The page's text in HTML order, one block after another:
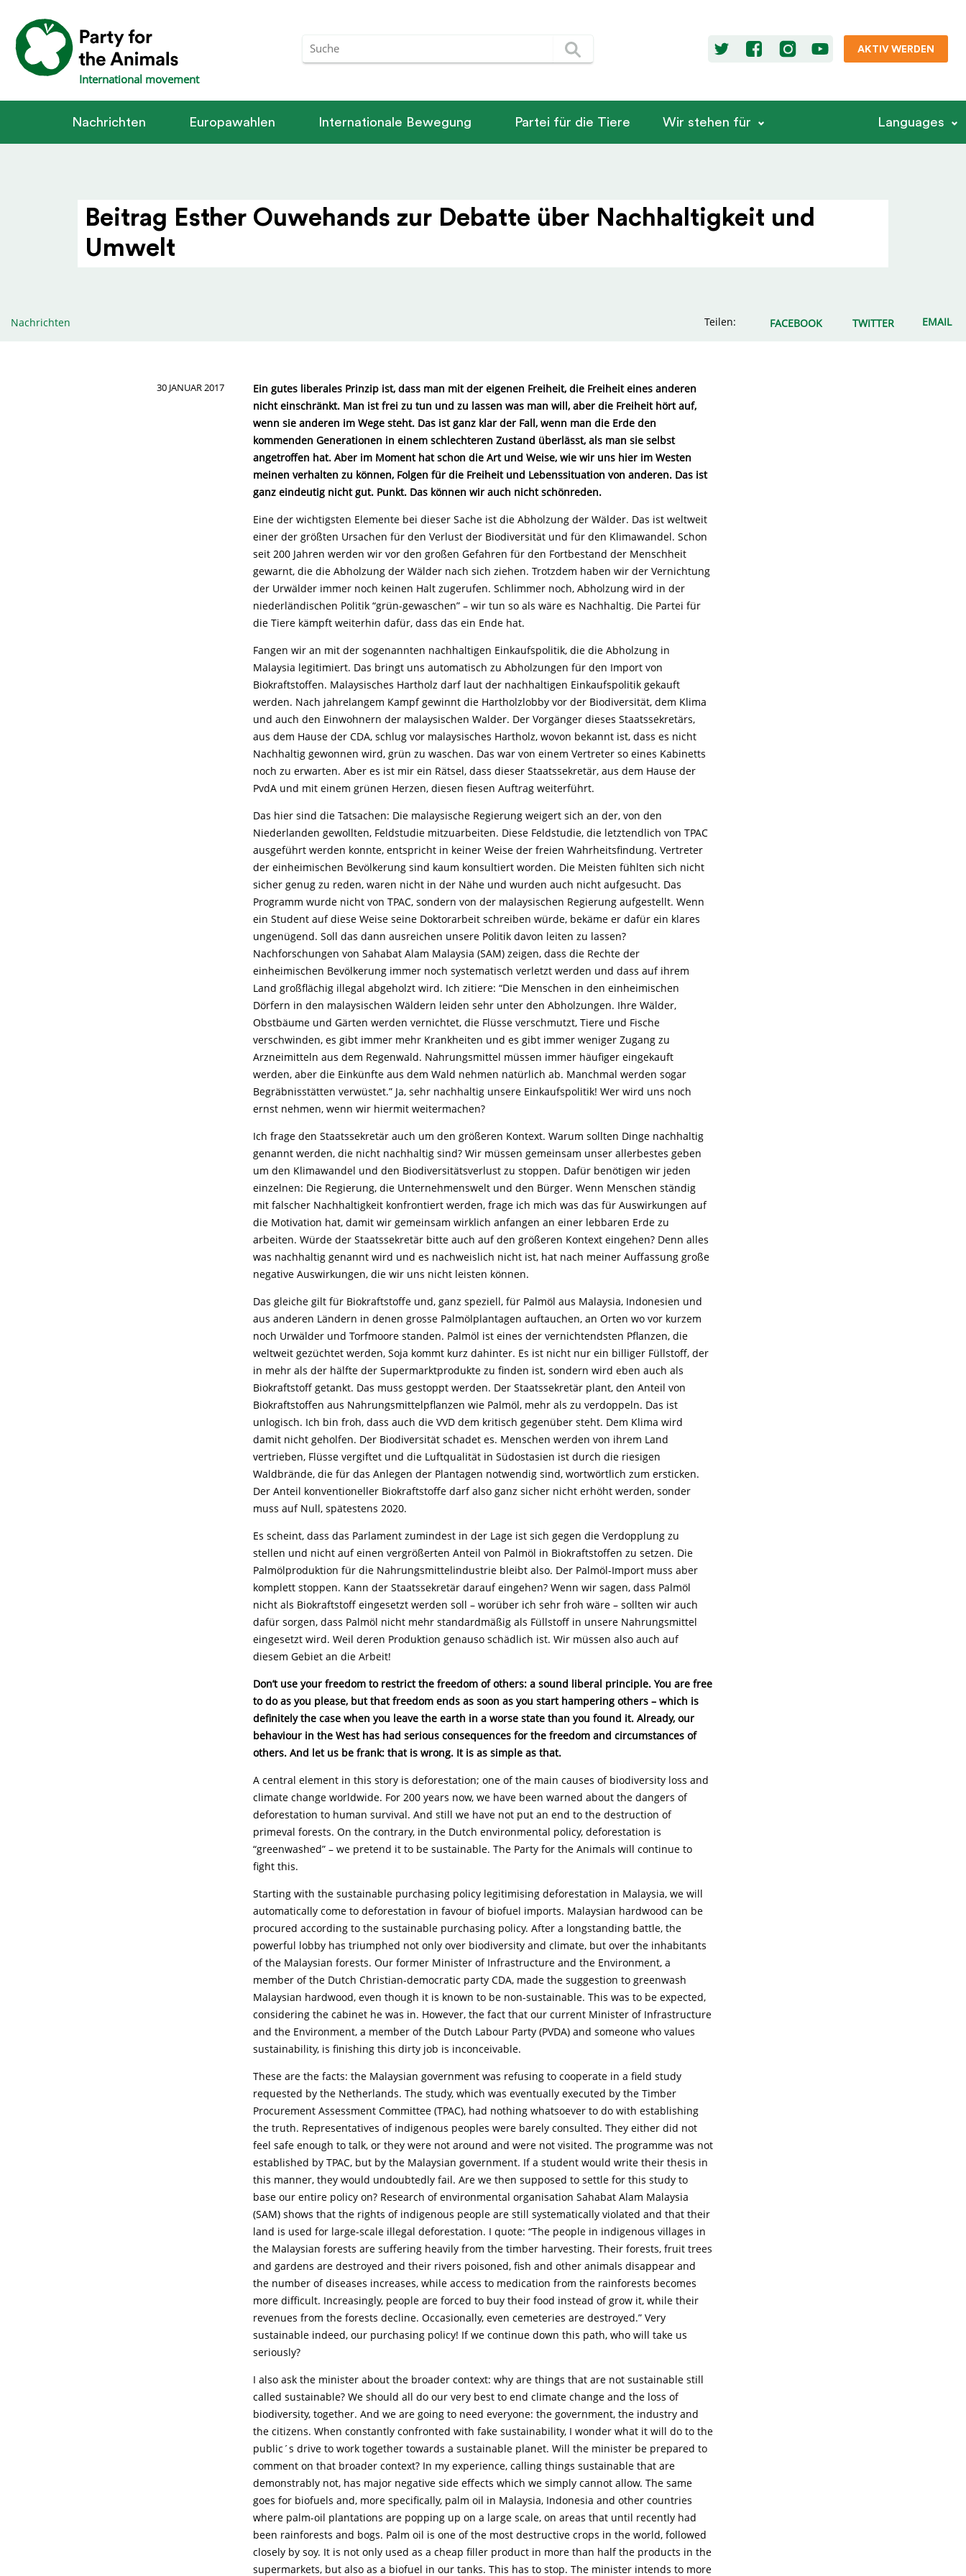
International movement
AKTIV WERDEN
Nachrichten Europawahlen Internationale Bewegung Partei für die Tiere Wir stehen für Languages
Beitrag Esther Ouwehands zur Debatte über Nach­hal­tigkeit und
Umwelt
Nachrichten Teilen: FACEBOOK TWITTER EMAIL
30 JANUAR 2017
Ein gutes liberales Prinzip ist, dass man mit der eigenen Freiheit, die Freiheit eines anderen
nicht einschränkt. Man ist frei zu tun und zu lassen was man will, aber die Freiheit hört auf,
wenn sie anderen im Wege steht. Das ist ganz klar der Fall, wenn man die Erde den
kommenden Generationen in einem schlechteren Zustand überlässt, als man sie selbst
angetroffen hat. Aber im Moment hat schon die Art und Weise, wie wir uns hier im Westen
meinen verhalten zu können, Folgen für die Freiheit und Lebenssituation von anderen. Das ist
ganz eindeutig nicht gut. Punkt. Das können wir auch nicht schönreden.
Eine der wichtigsten Elemente bei dieser Sache ist die Abholzung der Wälder. Das ist weltweit
einer der größten Ursachen für den Verlust der Biodiversität und für den Klimawandel. Schon
seit 200 Jahren werden wir vor den großen Gefahren für den Fortbestand der Menschheit
gewarnt, die die Abholzung der Wälder nach sich ziehen. Trotzdem haben wir der Vernichtung
der Urwälder immer noch keinen Halt zugerufen. Schlimmer noch, Abholzung wird in der
niederländischen Politik “grün-gewaschen” – wir tun so als wäre es Nachhaltig. Die Partei für
die Tiere kämpft weiterhin dafür, dass das ein Ende hat.
Fangen wir an mit der sogenannten nachhaltigen Einkaufspolitik, die die Abholzung in
Malaysia legitimiert. Das bringt uns automatisch zu Abholzungen für den Import von
Biokraftstoffen. Malaysisches Hartholz darf laut der nachhaltigen Einkaufspolitik gekauft
werden. Nach jahrelangem Kampf gewinnt die Hartholzlobby vor der Biodiversität, dem Klima
und auch den Einwohnern der malaysischen Walder. Der Vorgänger dieses Staatssekretärs,
aus dem Hause der CDA, schlug vor malaysisches Hartholz, wovon bekannt ist, dass es nicht
Nachhaltig gewonnen wird, grün zu waschen. Das war von einem Vertreter so eines Kabinetts
noch zu erwarten. Aber es ist mir ein Rätsel, dass dieser Staatssekretär, aus dem Hause der
PvdA und mit einem grünen Herzen, diesen fiesen Auftrag weiterführt.
Das hier sind die Tatsachen: Die malaysische Regierung weigert sich an der, von den
Niederlanden gewollten, Feldstudie mitzuarbeiten. Diese Feldstudie, die letztendlich von TPAC
ausgeführt werden konnte, entspricht in keiner Weise der freien Wahrheitsfindung. Vertreter
der einheimischen Bevölkerung sind kaum konsultiert worden. Die Meisten fühlten sich nicht
sicher genug zu reden, waren nicht in der Nähe und wurden auch nicht aufgesucht. Das
Programm wurde nicht von TPAC, sondern von der malaysischen Regierung aufgestellt. Wenn
ein Student auf diese Weise seine Doktorarbeit schreiben würde, bekäme er dafür ein klares
ungenügend. Soll das dann ausreichen unsere Politik davon leiten zu lassen?
Nachforschungen von Sahabat Alam Malaysia (SAM) zeigen, dass die Rechte der
einheimischen Bevölkerung immer noch systematisch verletzt werden und dass auf ihrem
Land großflächig illegal abgeholzt wird. Ich zitiere: “Die Menschen in den einheimischen
Dörfern in den malaysischen Wäldern leiden sehr unter den Abholzungen. Ihre Wälder,
Obstbäume und Gärten werden vernichtet, die Flüsse verschmutzt, Tiere und Fische
verschwinden, es gibt immer mehr Krankheiten und es gibt immer weniger Zugang zu
Arzneimitteln aus dem Regenwald. Nahrungsmittel müssen immer häufiger eingekauft
werden, aber die Einkünfte aus dem Wald nehmen natürlich ab. Manchmal werden sogar
Begräbnisstätten verwüstet.” Ja, sehr nachhaltig unsere Einkaufspolitik! Wer wird uns noch
ernst nehmen, wenn wir hiermit weitermachen?
Ich frage den Staatssekretär auch um den größeren Kontext. Warum sollten Dinge nachhaltig
genannt werden, die nicht nachhaltig sind? Wir müssen gemeinsam unser allerbestes geben
um den Klimawandel und den Biodiversitätsverlust zu stoppen. Dafür benötigen wir jeden
einzelnen: Die Regierung, die Unternehmenswelt und den Bürger. Wenn Menschen ständig
mit falscher Nachhaltigkeit konfrontiert werden, frage ich mich was das für Auswirkungen auf
die Motivation hat, damit wir gemeinsam wirklich anfangen an einer lebbaren Erde zu
arbeiten. Würde der Staatssekretär bitte auch auf den größeren Kontext eingehen? Denn alles
was nachhaltig genannt wird und es nachweislich nicht ist, hat nach meiner Auffassung große
negative Auswirkungen, die wir uns nicht leisten können.
Das gleiche gilt für Biokraftstoffe und, ganz speziell, für Palmöl aus Malaysia, Indonesien und
aus anderen Ländern in denen grosse Palmölplantagen auftauchen, an Orten wo vor kurzem
noch Urwälder und Torfmoore standen. Palmöl ist eines der vernichtendsten Pflanzen, die
weltweit gezüchtet werden, Soja kommt kurz dahinter. Es ist nicht nur ein billiger Füllstoff, der
in mehr als der hälfte der Supermarktprodukte zu finden ist, sondern wird eben auch als
Biokraftstoff getankt. Das muss gestoppt werden. Der Staatssekretär plant, den Anteil von
Biokraftstoffen aus Nahrungsmittelpflanzen wie Palmöl, mehr als zu verdoppeln. Das ist
unlogisch. Ich bin froh, dass auch die VVD dem kritisch gegenüber steht. Dem Klima wird
damit nicht geholfen. Der Biodiversität schadet es. Menschen werden von ihrem Land
vertrieben, Flüsse vergiftet und die Luftqualität in Südostasien ist durch die riesigen
Waldbrände, die für das Anlegen der Plantagen notwendig sind, wortwörtlich zum ersticken.
Der Anteil konventioneller Biokraftstoffe darf also ganz sicher nicht erhöht werden, sonder
muss auf Null, spätestens 2020.
Es scheint, dass das Parlament zumindest in der Lage ist sich gegen die Verdopplung zu
stellen und nicht auf einen vergrößerten Anteil von Palmöl in Biokraftstoffen zu setzen. Die
Palmölproduktion für die Nahrungsmittelindustrie bleibt also. Der Palmöl-Import muss aber
komplett stoppen. Kann der Staatssekretär darauf eingehen? Wenn wir sagen, dass Palmöl
nicht als Biokraftstoff eingesetzt werden soll – worüber ich sehr froh wäre – sollten wir auch
dafür sorgen, dass Palmöl nicht mehr standardmäßig als Füllstoff in unsere Nahrungsmittel
eingesetzt wird. Weil deren Produktion genauso schädlich ist. Wir müssen also auch auf
diesem Gebiet an die Arbeit!
Don’t use your freedom to restrict the freedom of others: a sound liberal principle. You are free
to do as you please, but that freedom ends as soon as you start hampering others – which is
definitely the case when you leave the earth in a worse state than you found it. Already, our
behaviour in the West has had serious consequences for the freedom and circumstances of
others. And let us be frank: that is wrong. It is as simple as that.
A central element in this story is deforestation; one of the main causes of biodiversity loss and
climate change worldwide. For 200 years now, we have been warned about the dangers of
deforestation to human survival. And still we have not put an end to the destruction of
primeval forests. On the contrary, in the Dutch environmental policy, deforestation is
“greenwashed” – we pretend it to be sustainable. The Party for the Animals will continue to
fight this.
Starting with the sustainable purchasing policy legitimising deforestation in Malaysia, we will
automatically come to deforestation in favour of biofuel imports. Malaysian hardwood can be
procured according to the sustainable purchasing policy. After a longstanding battle, the
powerful lobby has triumphed not only over biodiversity and climate, but over the inhabitants
of the Malaysian forests. Our former Minister of Infrastructure and the Environment, a
member of the Dutch Christian-democratic party CDA, made the suggestion to greenwash
Malaysian hardwood, even though it is known to be non-sustainable. This was to be expected,
considering the cabinet he was in. However, the fact that our current Minister of Infrastructure
and the Environment, a member of the Dutch Labour Party (PVDA) and someone who values
sustainability, is finishing this dirty job is inconceivable.
These are the facts: the Malaysian government was refusing to cooperate in a field study
requested by the Netherlands. The study, which was eventually executed by the Timber
Procurement Assessment Committee (TPAC), had nothing whatsoever to do with establishing
the truth. Representatives of indigenous peoples were barely consulted. They either did not
feel safe enough to talk, or they were not around and were not visited. The programme was not
established by TPAC, but by the Malaysian government. If a student would write their thesis in
this manner, they would undoubtedly fail. Are we then supposed to settle for this study to
base our entire policy on? Research of environmental organisation Sahabat Alam Malaysia
(SAM) shows that the rights of indigenous people are still systematically violated and that their
land is used for large-scale illegal deforestation. I quote: “The people in indigenous villages in
the Malaysian forests are suffering heavily from the timber harvesting. Their forests, fruit trees
and gardens are destroyed and their rivers poisoned, fish and other animals disappear and
the number of diseases increases, while access to medication from the rainforests becomes
more difficult. Increasingly, people are forced to buy their food instead of grow it, while their
revenues from the forests decline. Occasionally, even cemeteries are destroyed.” Very
sustainable indeed, our purchasing policy! If we continue down this path, who will take us
seriously?
I also ask the minister about the broader context: why are things that are not sustainable still
called sustainable? We should all do our very best to end climate change and the loss of
biodiversity, together. And we are going to need everyone: the government, the industry and
the citizens. When constantly confronted with fake sustainability, I wonder what it will do to the
public´s drive to work together towards a sustainable planet. Will the minister be prepared to
comment on that broader context? In my experience, calling things sustainable that are
demonstrably not, has major negative side effects which we simply cannot allow. The same
goes for biofuels and, more specifically, palm oil in Malaysia, Indonesia and other countries
where palm-oil plantations are popping up on a large scale, on areas that until recently had
been rainforests and bogs. Palm oil is one of the most destructive crops in the world, followed
closely by soy. It is not only used as a cheap filler product in more than half the products in the
supermarkets, but also as a biofuel in our tanks. This has to stop. The minister intends to more